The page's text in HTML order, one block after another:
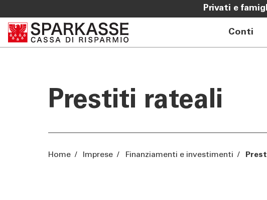
Privati e
Conti
Centri Imprese PMI
Sparkasse Startup
Incassi & Pagamenti Mobile
Club Sparkasse
Academy
Prestiti rateali
Home / Imprese / Finanziamenti e investimenti /